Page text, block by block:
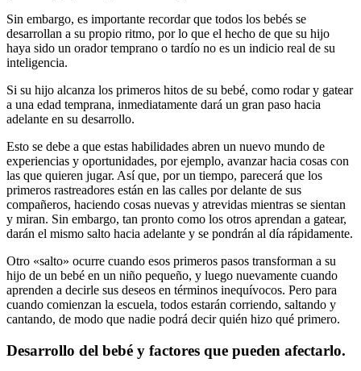
Sin embargo, es importante recordar que todos los bebés se
desarrollan a su propio ritmo, por lo que el hecho de que su hijo
haya sido un orador temprano o tardío no es un indicio real de su
inteligencia.
Si su hijo alcanza los primeros hitos de su bebé, como rodar y gatear
a una edad temprana, inmediatamente dará un gran paso hacia
adelante en su desarrollo.
Esto se debe a que estas habilidades abren un nuevo mundo de
experiencias y oportunidades, por ejemplo, avanzar hacia cosas con
las que quieren jugar. Así que, por un tiempo, parecerá que los
primeros rastreadores están en las calles por delante de sus
compañeros, haciendo cosas nuevas y atrevidas mientras se sientan
y miran. Sin embargo, tan pronto como los otros aprendan a gatear,
darán el mismo salto hacia adelante y se pondrán al día rápidamente.
Otro «salto» ocurre cuando esos primeros pasos transforman a su
hijo de un bebé en un niño pequeño, y luego nuevamente cuando
aprenden a decirle sus deseos en términos inequívocos. Pero para
cuando comienzan la escuela, todos estarán corriendo, saltando y
cantando, de modo que nadie podrá decir quién hizo qué primero.
Desarrollo del bebé y factores que pueden afectarlo.